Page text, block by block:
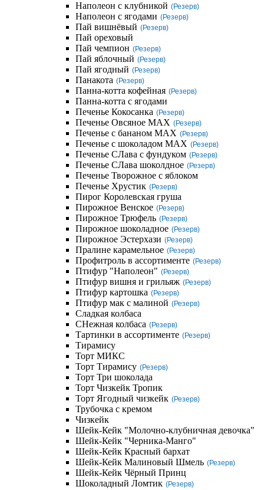
Наполеон с клубникой (Резерв)
Наполеон с ягодами (Резерв)
Пай вишнёвый (Резерв)
Пай ореховый
Пай чемпион (Резерв)
Пай яблочный (Резерв)
Пай ягодный (Резерв)
Панакота (Резерв)
Панна-котта кофейная (Резерв)
Панна-котта с ягодами
Печенье Кокосанка (Резерв)
Печенье Овсяное MAX (Резерв)
Печенье с бананом MAX (Резерв)
Печенье с шоколадом MAX (Резерв)
Печенье СЛава с фундуком (Резерв)
Печенье СЛава шоколдное (Резерв)
Печенье Творожное с яблоком
Печенье Хрустик (Резерв)
Пирог Королевская груша
Пирожное Венское (Резерв)
Пирожное Трюфель (Резерв)
Пирожное шоколадное (Резерв)
Пирожное Эстерхази (Резерв)
Пралине карамельное (Резерв)
Профитроль в ассортименте (Резерв)
Птифур "Наполеон" (Резерв)
Птифур вишня и грильяж (Резерв)
Птифур картошка (Резерв)
Птифур мак с малиной (Резерв)
Сладкая колбаса
СНежная колбаса (Резерв)
Тартинки в ассортименте (Резерв)
Тирамису
Торт МИКС
Торт Тирамису (Резерв)
Торт Три шоколада
Торт Чизкейк Тропик
Торт Ягодный чизкейк (Резерв)
Трубочка с кремом
Чизкейк
Шейк-Кейк "Молочно-клубничная девочка"
Шейк-Кейк "Черника-Манго"
Шейк-Кейк Красный бархат
Шейк-Кейк Малиновый Шмель (Резерв)
Шейк-Кейк Чёрный Принц
Шоколадный Ломтик (Резерв)